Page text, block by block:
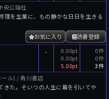
央公論社
理を生業に、もの静かな日日を生きる
読書登録
お気に入り
-
0.00pt
0.00pt
5.00pt
0件
0件
3件
ル) / 角川書店
きた。そいつの人生に幕を引いてや